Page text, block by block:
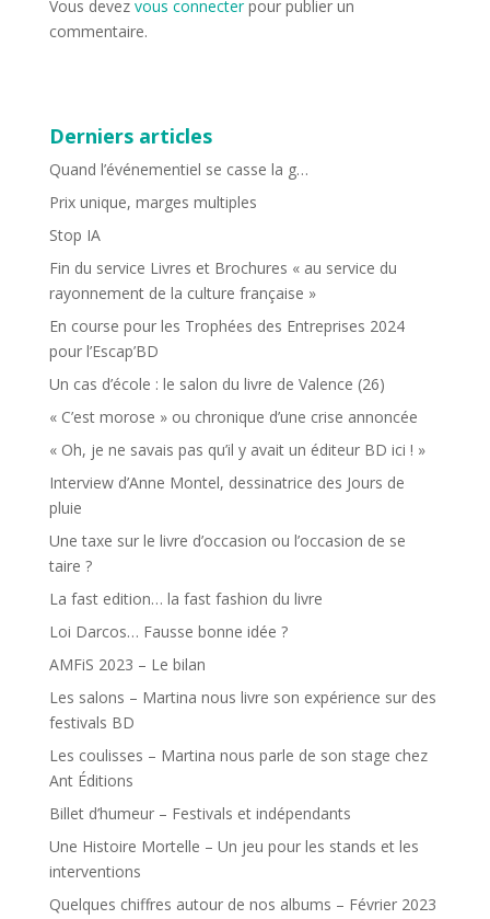
Vous devez vous connecterpour publier un
commentaire.
Derniers articles
Quand l’événementiel se casse la g…
Prix unique, marges multiples
Stop IA
Fin du service Livres et Brochures « au service du
rayonnement de la culture française »
En course pour les Trophées des Entreprises 2024
pour l’Escap’BD
Un cas d’école : le salon du livre de Valence (26)
« C’est morose » ou chronique d’une crise annoncée
« Oh, je ne savais pas qu’il y avait un éditeur BD ici ! »
Interview d’Anne Montel, dessinatrice des Jours de
pluie
Une taxe sur le livre d’occasion ou l’occasion de se
taire ?
La fast edition… la fast fashion du livre
Loi Darcos… Fausse bonne idée ?
AMFiS 2023 – Le bilan
Les salons – Martina nous livre son expérience sur des
festivals BD
Les coulisses – Martina nous parle de son stage chez
Ant Éditions
Billet d’humeur – Festivals et indépendants
Une Histoire Mortelle – Un jeu pour les stands et les
interventions
Quelques chiffres autour de nos albums – Février 2023